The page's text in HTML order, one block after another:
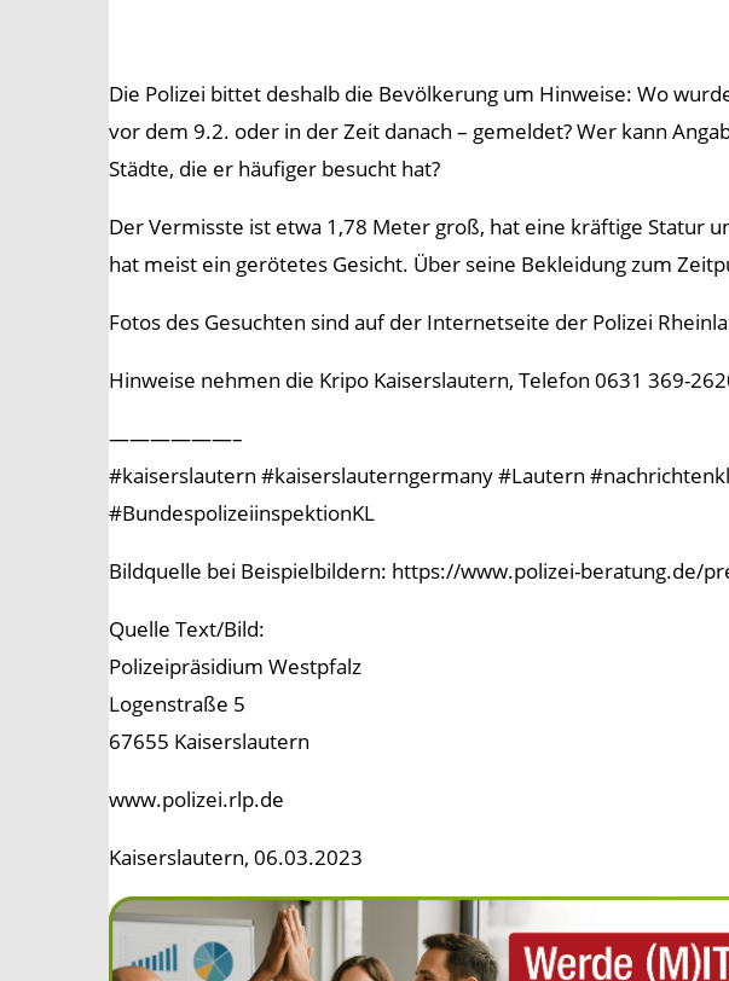
Die Polizei bittet deshalb die Bevölkerung um Hinweise: Wo
vor dem 9.2. oder in der Zeit danach – gemeldet? Wer kann
Städte, die er häufiger besucht hat?
Der Vermisste ist etwa 1,78 Meter groß, hat eine kräftige Statur
hat meist ein gerötetes Gesicht. Über seine Bekleidung zum
Fotos des Gesuchten sind auf der Internetseite der Polizei
Hinweise nehmen die Kripo Kaiserslautern, Telefon 0631 369-
——————–
#kaiserslautern #kaiserslauterngermany #Lautern
#BundespolizeiinspektionKL
Bildquelle bei Beispielbildern: https://www.polizei-beratung.de/
Quelle Text/Bild:
Polizeipräsidium Westpfalz
Logenstraße 5
67655 Kaiserslautern
www.polizei.rlp.de
Kaiserslautern, 06.03.2023